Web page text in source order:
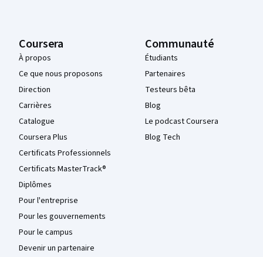
Coursera
À propos
Ce que nous proposons
Direction
Carrières
Catalogue
Coursera Plus
Certificats Professionnels
Certificats MasterTrack®
Diplômes
Pour l'entreprise
Pour les gouvernements
Pour le campus
Devenir un partenaire
Communauté
Étudiants
Partenaires
Testeurs bêta
Blog
Le podcast Coursera
Blog Tech